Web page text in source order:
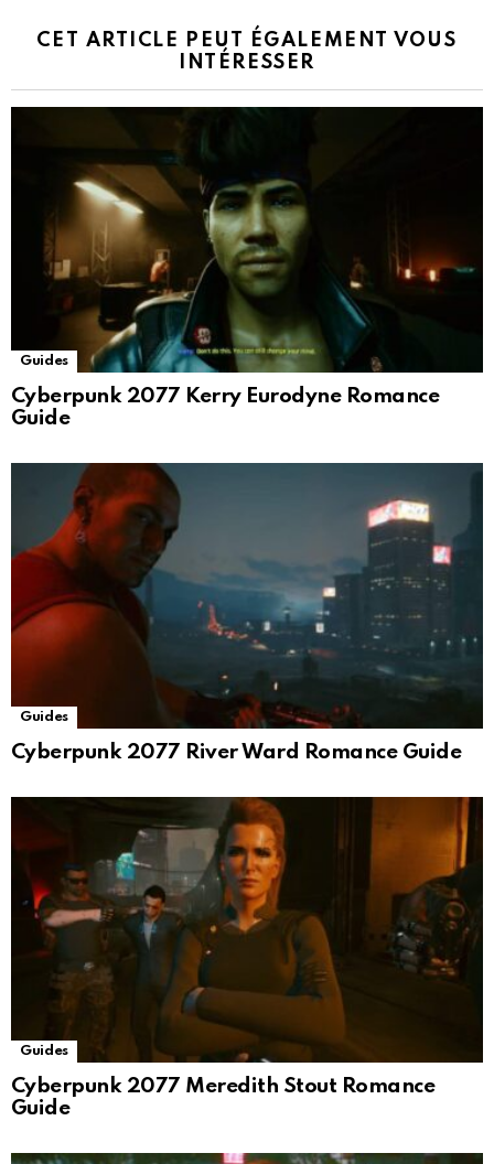
CET ARTICLE PEUT ÉGALEMENT VOUS
INTÉRESSER
Guides
Cyberpunk 2077 Kerry Eurodyne Romance
Guide
Guides
Cyberpunk 2077 River Ward Romance Guide
Guides
Cyberpunk 2077 Meredith Stout Romance
Guide